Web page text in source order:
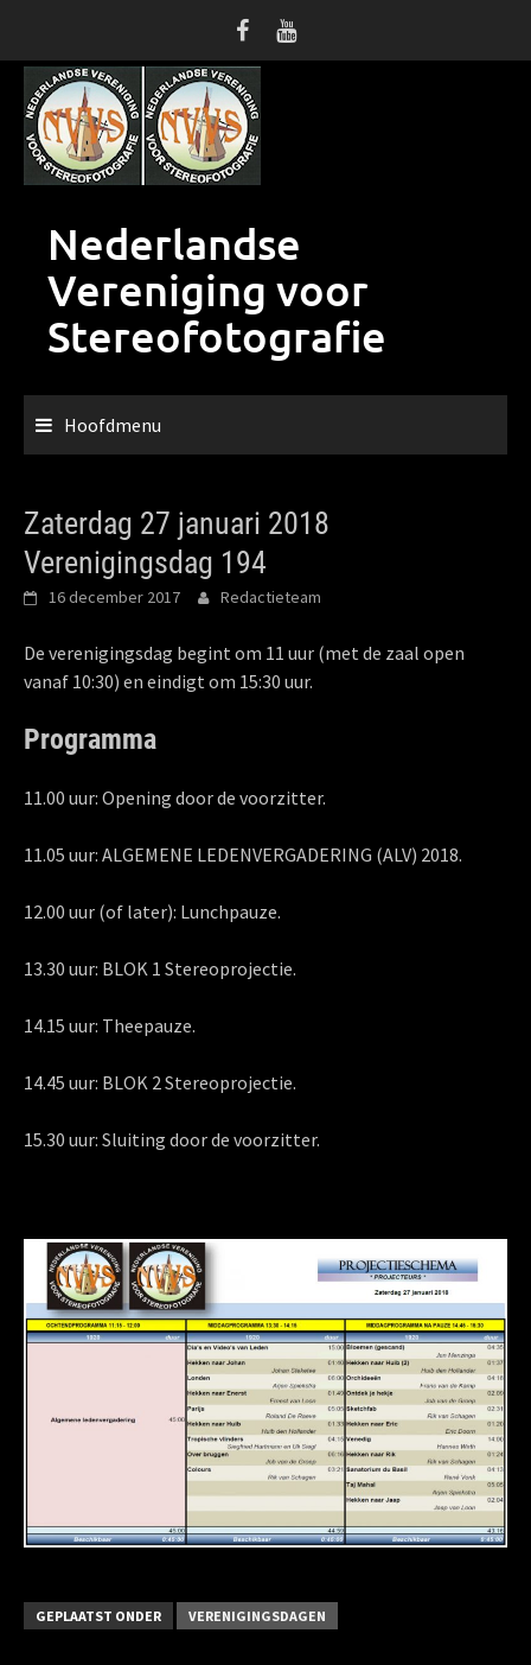
inhoud
Nederlandse
Vereniging voor
Stereofotografie
Hoofdmenu
Zaterdag 27 januari 2018
Verenigingsdag 194
16 december 2017 Redactieteam
De verenigingsdag begint om 11 uur (met de zaal open
vanaf 10:30) en eindigt om 15:30 uur.
Programma
11.00 uur: Opening door de voorzitter.
11.05 uur: ALGEMENE LEDENVERGADERING (ALV) 2018.
12.00 uur (of later): Lunchpauze.
13.30 uur: BLOK 1 Stereoprojectie.
14.15 uur: Theepauze.
14.45 uur: BLOK 2 Stereoprojectie.
15.30 uur: Sluiting door de voorzitter.
GEPLAATST ONDER VERENIGINGSDAGEN